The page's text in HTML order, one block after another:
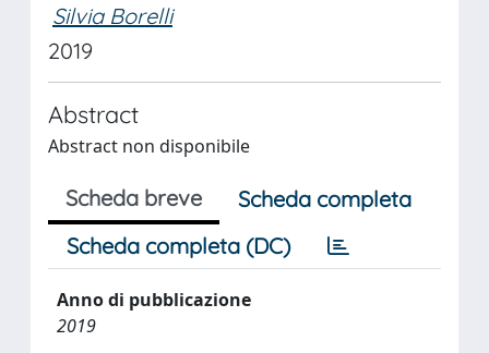
Silvia Borelli
2019
Abstract
Abstract non disponibile
Scheda breve
Scheda completa
Scheda completa (DC)
Anno di pubblicazione
2019